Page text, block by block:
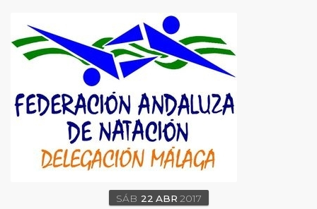
SÁB 22 ABR 2017